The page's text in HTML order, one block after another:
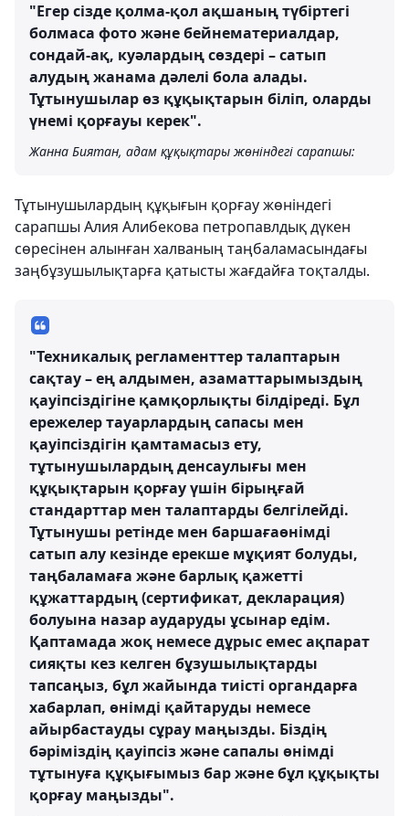
"Егер сізде қолма-қол ақшаның түбіртегі
болмаса фото және бейнематериалдар,
сондай-ақ, куәлардың сөздері – сатып
алудың жанама дәлелі бола алады.
Тұтынушылар өз құқықтарын біліп, оларды
үнемі қорғауы керек".
Жанна Биятан, адам құқықтары жөніндегі сарапшы:
Тұтынушылардың құқығын қорғау жөніндегі
сарапшы Алия Алибекова петропавлдық дүкен
сөресінен алынған халваның таңбаламасындағы
заңбұзушылықтарға қатысты жағдайға тоқталды.
"Техникалық регламенттер талаптарын
сақтау – ең алдымен, азаматтарымыздың
қауіпсіздігіне қамқорлықты білдіреді. Бұл
ережелер тауарлардың сапасы мен
қауіпсіздігін қамтамасыз ету,
тұтынушылардың денсаулығы мен
құқықтарын қорғау үшін бірыңғай
стандарттар мен талаптарды белгілейді.
Тұтынушы ретінде мен баршағаөнімді
сатып алу кезінде ерекше мұқият болуды,
таңбаламаға және барлық қажетті
құжаттардың (сертификат, декларация)
болуына назар аударуды ұсынар едім.
Қаптамада жоқ немесе дұрыс емес ақпарат
сияқты кез келген бұзушылықтарды
тапсаңыз, бұл жайында тиісті органдарға
хабарлап, өнімді қайтаруды немесе
айырбастауды сұрау маңызды. Біздің
бәріміздің қауіпсіз және сапалы өнімді
тұтынуға құқығымыз бар және бұл құқықты
қорғау маңызды".